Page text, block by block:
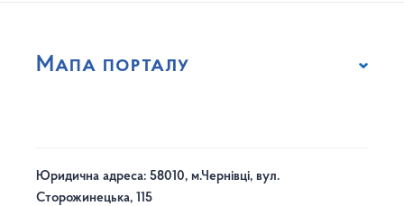
Мапа порталу
Юридична адреса: 58010, м.Чернівці, вул.
Сторожинецька, 115